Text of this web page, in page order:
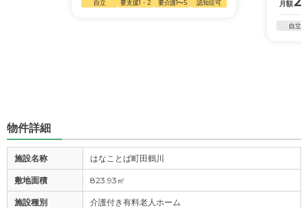
自立 要支援1・2 要介護1〜5 認知症可 月額
自立
物件詳細
施設名称 はなことば町田鶴川
敷地面積 823.93㎡
施設種別 介護付き有料老人ホーム